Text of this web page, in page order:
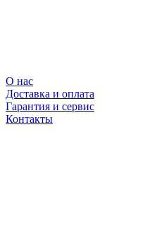
О нас
Доставка и оплата
Гарантия и сервис
Контакты